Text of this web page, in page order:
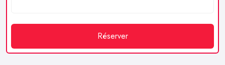
Réserver